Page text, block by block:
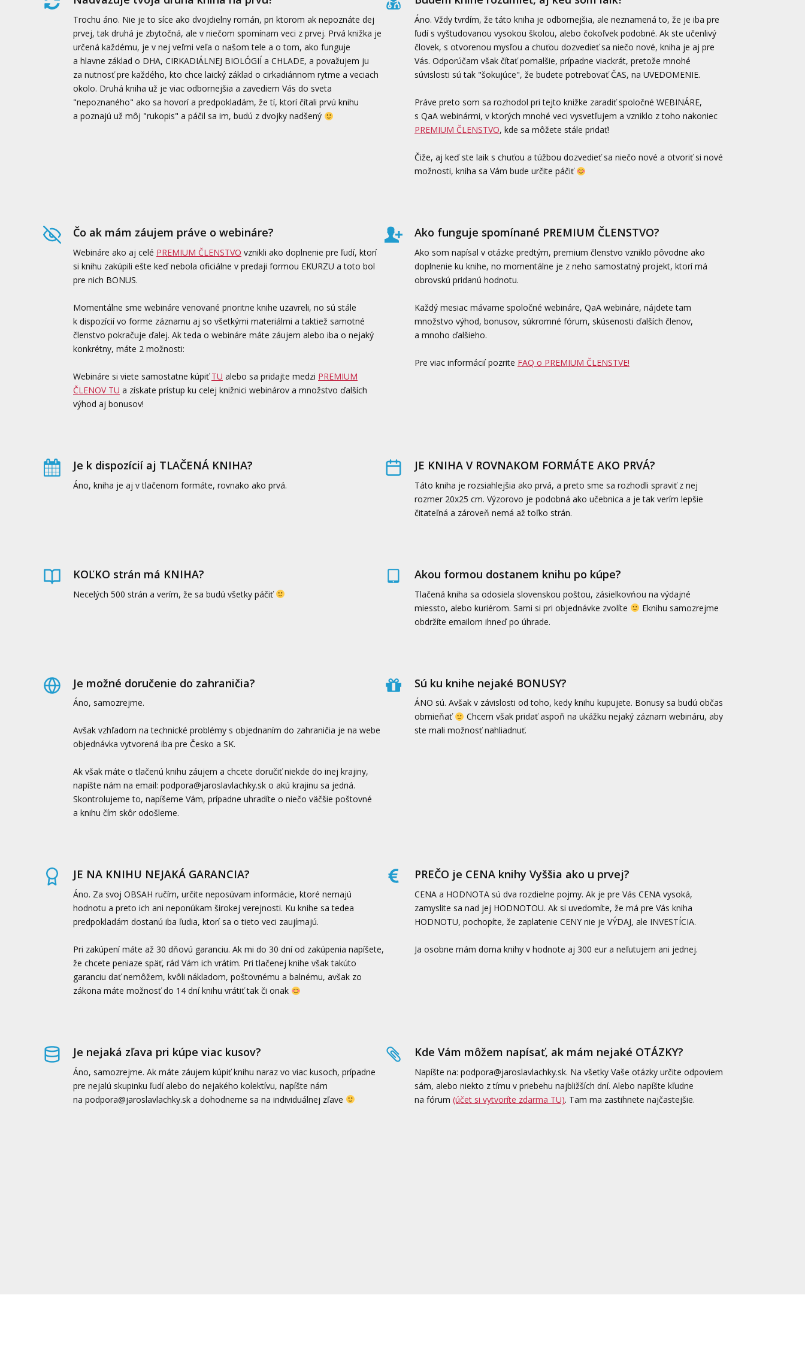
Trochu áno. Nie je to síce ako dvojdielny román, pri ktorom ak nepoznáte dej
prvej, tak druhá je zbytočná, ale v niečom spomínam veci z prvej. Prvá knižka je
určená každému, je v nej veľmi veľa o našom tele a o tom, ako funguje
a hlavne základ o DHA, CIRKADIÁLNEJ BIOLÓGIÍ a CHLADE, a považujem ju
za nutnosť pre každého, kto chce laický základ o cirkadiánnom rytme a veciach
okolo. Druhá kniha už je viac odbornejšia a zavediem Vás do sveta
"nepoznaného" ako sa hovorí a predpokladám, že tí, ktorí čítali prvú knihu
a poznajú už môj "rukopis" a páčil sa im, budú z dvojky nadšený
Áno. Vždy tvrdím, že táto kniha je odbornejšia, ale neznamená to, že je iba pre
ľudí s vyštudovanou vysokou školou, alebo čokoľvek podobné. Ak ste učenlivý
človek, s otvorenou mysľou a chuťou dozvedieť sa niečo nové, kniha je aj pre
Vás. Odporúčam však čítať pomalšie, prípadne viackrát, pretože mnohé
súvislosti sú tak "šokujúce", že budete potrebovať ČAS, na UVEDOMENIE.
Práve preto som sa rozhodol pri tejto knižke zaradiť spoločné WEBINÁRE,
s QaA webinármi, v ktorých mnohé veci vysvetľujem a vzniklo z toho nakoniec
PREMIUM ČLENSTVO, kde sa môžete stále pridať!
Čiže, aj keď ste laik s chuťou a túžbou dozvedieť sa niečo nové a otvoriť si nové
možnosti, kniha sa Vám bude určite páčiť
Čo ak mám záujem práve o webináre?
Webináre ako aj celé PREMIUM ČLENSTVO vznikli ako doplnenie pre ľudí, ktorí
si knihu zakúpili ešte keď nebola oficiálne v predaji formou EKURZU a toto bol
pre nich BONUS.
Momentálne sme webináre venované prioritne knihe uzavreli, no sú stále
k dispozícií vo forme záznamu aj so všetkými materiálmi a taktiež samotné
členstvo pokračuje ďalej. Ak teda o webináre máte záujem alebo iba o nejaký
konkrétny, máte 2 možnosti:
Webináre si viete samostatne kúpiťTU alebo sa pridajte medzi PREMIUM
ČLENOV TU a získate prístup ku celej knižnici webinárov a množstvo ďalších
výhod aj bonusov!
Ako funguje spomínané PREMIUM ČLENSTVO?
Ako som napísal v otázke predtým, premium členstvo vzniklo pôvodne ako
doplnenie ku knihe, no momentálne je z neho samostatný projekt, ktorí má
obrovskú pridanú hodnotu.
Každý mesiac mávame spoločné webináre, QaA webináre, nájdete tam
množstvo výhod, bonusov, súkromné fórum, skúsenosti ďalších členov,
a mnoho ďalšieho.
Pre viac informácií pozrite FAQ o PREMIUM ČLENSTVE!
Je k dispozícií aj TLAČENÁ KNIHA?
Áno, kniha je aj v tlačenom formáte, rovnako ako prvá.
JE KNIHA V ROVNAKOM FORMÁTE AKO PRVÁ?
Táto kniha je rozsiahlejšia ako prvá, a preto sme sa rozhodli spraviť z nej
rozmer 20x25 cm. Výzorovo je podobná ako učebnica a je tak verím lepšie
čitateľná a zároveň nemá až toľko strán.
KOĽKO strán má KNIHA?
Necelých 500 strán a verím, že sa budú všetky páčiť
Akou formou dostanem knihu po kúpe?
Tlačená kniha sa odosiela slovenskou poštou, zásielkovńou na výdajné
miessto, alebo kuriérom. Sami si pri objednávke zvolíte
Eknihu samozrejme
obdržíte emailom ihneď po úhrade.
Je možné doručenie do zahraničia?
Áno, samozrejme.
Avšak vzhľadom na technické problémy s objednaním do zahraničia je na webe
objednávka vytvorená iba pre Česko a SK.
Ak však máte o tlačenú knihu záujem a chcete doručiť niekde do inej krajiny,
napíšte nám na email: podpora@jaroslavlachky.sk o akú krajinu sa jedná.
Skontrolujeme to, napíšeme Vám, prípadne uhradíte o niečo väčšie poštovné
a knihu čím skôr odošleme.
Sú ku knihe nejaké BONUSY?
ÁNO sú. Avšak v závislosti od toho, kedy knihu kupujete. Bonusy sa budú občas
obmieňať
Chcem však pridať aspoň na ukážku nejaký záznam webináru, aby
ste mali možnosť nahliadnuť.
JE NA KNIHU NEJAKÁ GARANCIA?
Áno. Za svoj OBSAH ručím, určite neposúvam informácie, ktoré nemajú
hodnotu a preto ich ani neponúkam širokej verejnosti. Ku knihe sa tedea
predpokladám dostanú iba ľudia, ktorí sa o tieto veci zaujímajú.
Pri zakúpení máte až 30 dňovú garanciu. Ak mi do 30 dní od zakúpenia napíšete,
že chcete peniaze späť, rád Vám ich vrátim. Pri tlačenej knihe však takúto
garanciu dať nemôžem, kvôli nákladom, poštovnému a balnému, avšak zo
zákona máte možnosť do 14 dní knihu vrátiť tak či onak
PREČO je CENA knihy Vyššia ako u prvej?
CENA a HODNOTA sú dva rozdielne pojmy. Ak je pre Vás CENA vysoká,
zamyslite sa nad jej HODNOTOU. Ak si uvedomíte, že má pre Vás kniha
HODNOTU, pochopíte, že zaplatenie CENY nie je VÝDAJ, ale INVESTÍCIA.
Ja osobne mám doma knihy v hodnote aj 300 eur a neľutujem ani jednej.
Je nejaká zľava pri kúpe viac kusov?
Áno, samozrejme. Ak máte záujem kúpiť knihu naraz vo viac kusoch, prípadne
pre nejalú skupinku ľudí alebo do nejakého kolektívu, napíšte nám
na podpora@jaroslavlachky.sk a dohodneme sa na individuálnej zľave
Kde Vám môžem napísať, ak mám nejaké OTÁZKY?
Napíšte na: podpora@jaroslavlachky.sk. Na všetky Vaše otázky určite odpoviem
sám, alebo niekto z tímu v priebehu najbližších dní. Alebo napíšte kľudne
na fórum (účet si vytvoríte zdarma TU). Tam ma zastihnete najčastejšie.